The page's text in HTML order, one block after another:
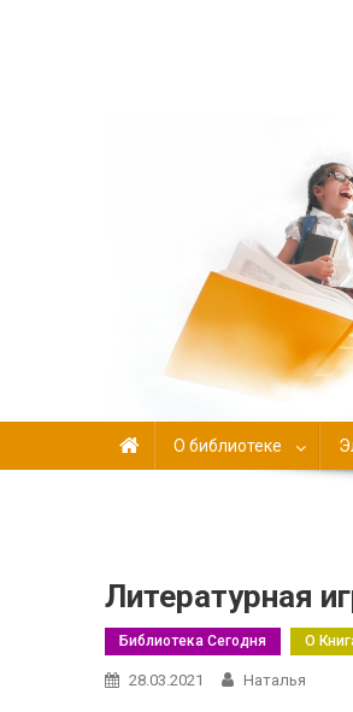
О библиотеке
Литературная
Библиотека Сегодня О
28.03.2021 Наталья